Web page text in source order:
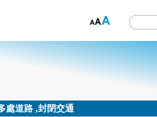
處道路 ,封閉交通